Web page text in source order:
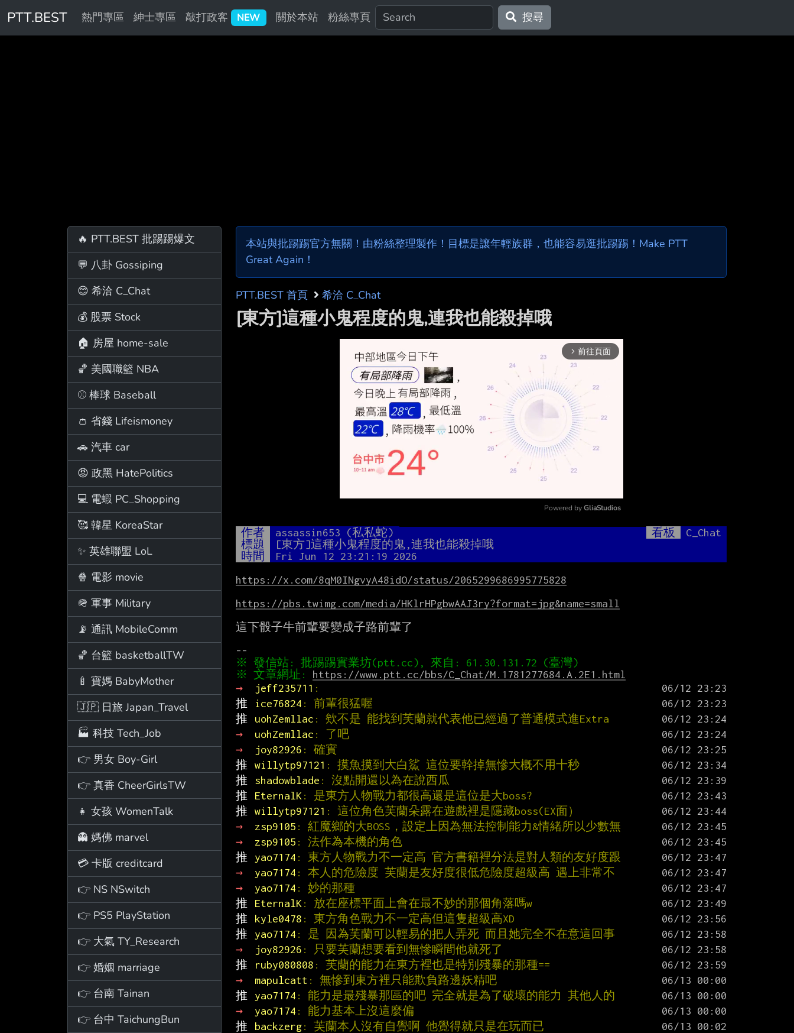
PTT.BEST 熱門專區 紳士專區 敲打政客 NEW 關於本站 粉絲專頁 搜尋
🔥 PTT.BEST 批踢踢爆文
💬 八卦 Gossiping
😊 希洽 C_Chat
💰 股票 Stock
🏠 房屋 home-sale
🏀 美國職籃 NBA
⚾ 棒球 Baseball
👛 省錢 Lifeismoney
🚗 汽車 car
😡 政黑 HatePolitics
💻 電蝦 PC_Shopping
🥰 韓星 KoreaStar
✨ 英雄聯盟 LoL
🍿 電影 movie
🪖 軍事 Military
📡 通訊 MobileComm
🏀 台籃 basketballTW
🍼 寶媽 BabyMother
🇯🇵 日旅 Japan_Travel
🏭 科技 Tech_Job
👉 男女 Boy-Girl
👉 真香 CheerGirlsTW
👧 女孩 WomenTalk
👻 媽佛 marvel
💳 卡版 creditcard
👉 NS NSwitch
👉 PS5 PlayStation
👉 大氣 TY_Research
👉 婚姻 marriage
👉 台南 Tainan
👉 台中 TaichungBun
本站與批踢踢官方無關！由粉絲整理製作！目標是讓年輕族群，也能容易逛批踢踢！Make PTT
Great Again！
PTT.BEST 首頁 希洽 C_Chat
[東方]這種小鬼程度的鬼,連我也能殺掉哦
arrow_forward_ios 前往頁面
Powered by GliaStudios
作者 assassin653 (私私蛇) 看板
C_Chat
標題
[東方]這種小鬼程度的鬼,連我也能殺掉哦
時間
Fri Jun 12 23:21:19 2026
https://x.com/8qM0INgvyA48idO/status/2065299686995775828
https://pbs.twimg.com/media/HKlrHPgbwAAJ3ry?format=jpg&name=small
這下骰子牛前輩要變成子路前輩了
※ 文章網址: https://www.ptt.cc/bbs/C_Chat/M.1781277684.A.2E1.html
→
jeff235711 :
推
ice76824 : 前輩很猛喔
推
uohZemllac : 欸不是 能找到芙蘭就代表他已經過了普通模式進Extra
→
uohZemllac : 了吧
→
joy82926 : 確實
推 willytp97121 : 摸魚摸到大白鯊 這位要幹掉無慘大概不用十秒
推
shadowblade : 沒點開還以為在說西瓜
推
EternalK : 是東方人物戰力都很高還是這位是大boss?
推 willytp97121 : 這位角色芙蘭朵露在遊戲裡是隱藏boss(EX面）
→
zsp9105 : 紅魔鄉的大BOSS，設定上因為無法控制能力&情緒所以少數無
→
zsp9105 : 法作為本機的角色
推
yao7174 : 東方人物戰力不一定高 官方書籍裡分法是對人類的友好度跟
→
yao7174 : 本人的危險度 芙蘭是友好度很低危險度超級高 遇上非常不
→
yao7174 : 妙的那種
推
EternalK : 放在座標平面上會在最不妙的那個角落嗎w
推
kyle0478 : 東方角色戰力不一定高但這隻超級高XD
推
yao7174 : 是 因為芙蘭可以輕易的把人弄死 而且她完全不在意這回事
→
joy82926 : 只要芙蘭想要看到無慘瞬間他就死了
推
ruby080808 : 芙蘭的能力在東方裡也是特別殘暴的那種==
→
mapulcatt : 無慘到東方裡只能欺負路邊妖精吧
推
yao7174 : 能力是最殘暴那區的吧 完全就是為了破壞的能力 其他人的
→
yao7174 : 能力基本上沒這麼偏
推
backzerg: 芙蘭本人沒有自覺啊 他覺得就只是在玩而已